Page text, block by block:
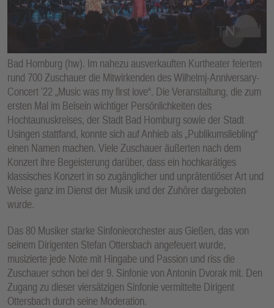
Bad Homburg (hw). Im nahezu ausverkauften Kurtheater feierten
rund 700 Zuschauer die Mitwirkenden des Wilhelmj-Anniversary-
Concert ’22 „Music was my first love“. Die Veranstaltung, die zum
ersten Mal im Beisein wichtiger Persönlichkeiten des
Hochtaunuskreises, der Stadt Bad Homburg sowie der Stadt
Usingen stattfand, konnte sich auf Anhieb als „Publikumsliebling“
einen Namen machen. Viele Zuschauer äußerten nach dem
Konzert ihre Begeisterung darüber, dass ein hochkarätiges
klassisches Konzert in so zugänglicher und unprätentiöser Art und
Weise ganz im Dienst der Musik und der Zuhörer dargeboten
wurde.
Das 80 Musiker starke Sinfonieorchester aus Gießen, das von
seinem Dirigenten Stefan Ottersbach angefeuert wurde,
musizierte jede Note mit Hingabe und Passion und riss die
Zuschauer schon bei der 9. Sinfonie von Antonin Dvorak mit. Den
Zugang zu dieser viersätzigen Sinfonie vermittelte Dirigent
Ottersbach durch seine Moderation.
E